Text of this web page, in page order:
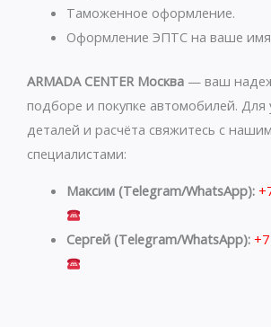
Таможенное оформление.
Оформление ЭПТС на ваше
ARMADA CENTER Москва — ваш
подборе и покупке автомобилей. Для
деталей и расчёта свяжитесь с
специалистами:
Максим (Telegram/WhatsApp):
Сергей (Telegram/WhatsApp):